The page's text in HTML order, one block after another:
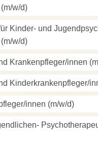
w/d)
Kinder- und
w/d)
Krankenpfleger/innen
Kinderkrankenpfleger/
innen (m/w/d)